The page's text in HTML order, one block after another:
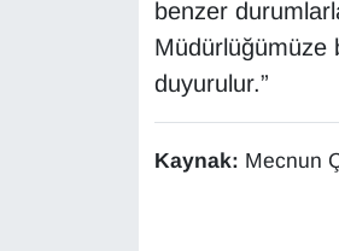
benzer
Müdürlüğümüze
duyurulur.”
Kaynak: Mecnun